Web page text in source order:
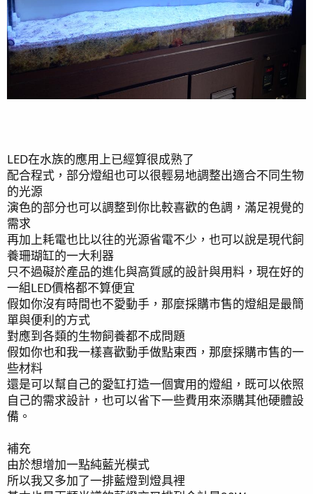
LED在水族的應用上已經算很成熟了
配合程式，部分燈組也可以很輕易地調整出適合不同生物
的光源
演色的部分也可以調整到你比較喜歡的色調，滿足視覺的
需求
再加上耗電也比以往的光源省電不少，也可以說是現代飼
養珊瑚缸的一大利器
只不過礙於產品的進化與高質感的設計與用料，現在好的
一組LED價格都不算便宜
假如你沒有時間也不愛動手，那麼採購市售的燈組是最簡
單與便利的方式
對應到各類的生物飼養都不成問題
假如你也和我一樣喜歡動手做點東西，那麼採購市售的一
些材料
還是可以幫自己的愛缸打造一個實用的燈組，既可以依照
自己的需求設計，也可以省下一些費用來添購其他硬體設
備。
補充
由於想增加一點純藍光模式
所以我又多加了一排藍燈到燈具裡